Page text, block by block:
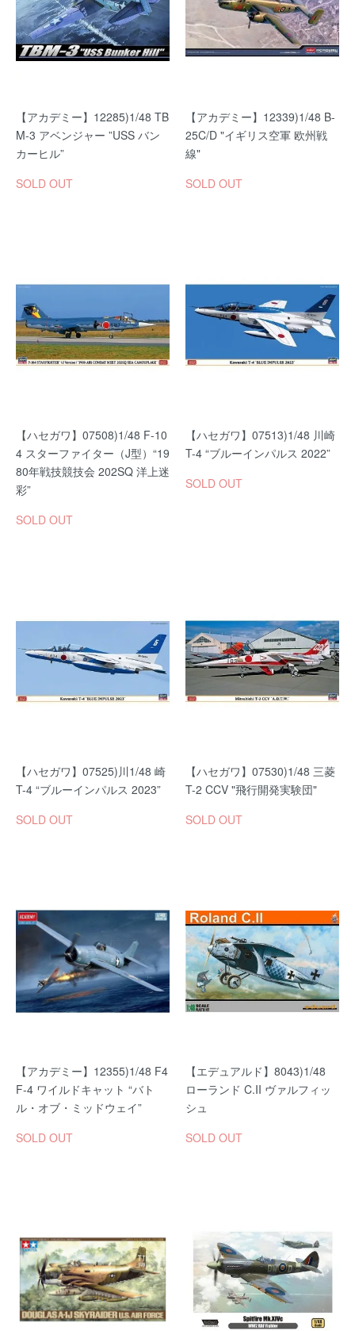
【アカデミー】12285)1/48 TB
M-3 アベンジャー ”USS バン
カーヒル”
SOLD OUT
【アカデミー】12339)1/48 B-
25C/D "イギリス空軍 欧州戦
線"
SOLD OUT
【ハセガワ】07508)1/48 F-10
4 スターファイター（J型）“19
80年戦技競技会 202SQ 洋上迷
彩”
SOLD OUT
【ハセガワ】07513)1/48 川崎
T-4 “ブルーインパルス 2022”
SOLD OUT
【ハセガワ】07525)川1/48 崎
T-4 “ブルーインパルス 2023”
SOLD OUT
【ハセガワ】07530)1/48 三菱
T-2 CCV "飛行開発実験団"
SOLD OUT
【アカデミー】12355)1/48 F4
F-4 ワイルドキャット “バト
ル・オブ・ミッドウェイ”
SOLD OUT
【エデュアルド】8043)1/48
ローランド C.II ヴァルフィッ
シュ
SOLD OUT